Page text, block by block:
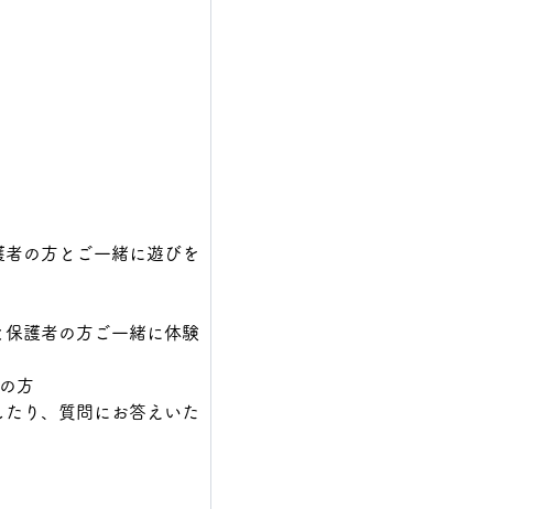
の方とご一緒に遊びを
護者の方ご一緒に体験
方
り、質問にお答えいた